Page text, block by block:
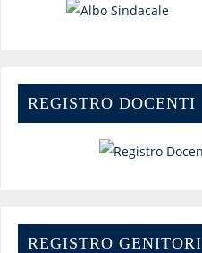
REGISTRO DOCENTI
REGISTRO GENITORI